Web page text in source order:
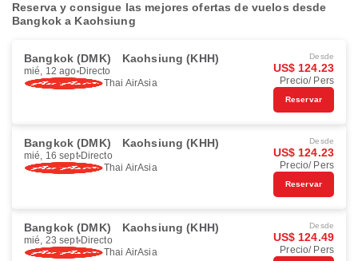
Reserva y consigue las mejores ofertas de vuelos desde
Bangkok a Kaohsiung
Bangkok (DMK) Kaohsiung (KHH)
mié, 12 ago Directo
Thai AirAsia
Desde
US$ 124.23
Precio/ Pers
Reservar
Bangkok (DMK) Kaohsiung (KHH)
mié, 16 sept Directo
Thai AirAsia
Desde
US$ 124.23
Precio/ Pers
Reservar
Bangkok (DMK) Kaohsiung (KHH)
mié, 23 sept Directo
Thai AirAsia
Desde
US$ 124.49
Precio/ Pers